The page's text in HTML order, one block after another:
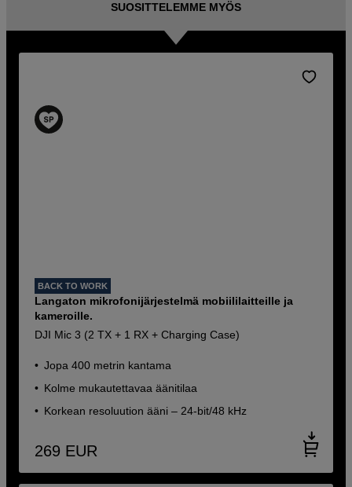
SUOSITTELEMME MYÖS
BACK TO WORK
Langaton mikrofonijärjestelmä mobiililaitteille ja
kameroille.
DJI Mic 3 (2 TX + 1 RX + Charging Case)
Jopa 400 metrin kantama
Kolme mukautettavaa äänitilaa
Korkean resoluution ääni – 24-bit/48 kHz
269 EUR